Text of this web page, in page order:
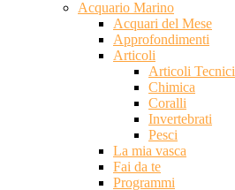
Acquario Marino
Acquari del Mese
Approfondimenti
Articoli
Articoli Tecnici
Chimica
Coralli
Invertebrati
Pesci
La mia vasca
Fai da te
Programmi